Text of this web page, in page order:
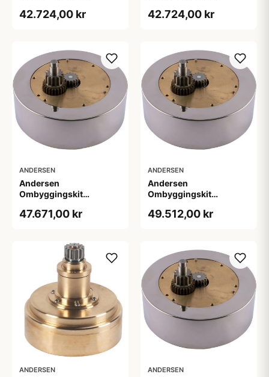
28ST Over Dæk, 12V
42.724,00 kr
40ST Over Dæk, 12V
42.724,00 kr
ANDERSEN
Andersen
Ombyggingskit
46ST Over Dæk, 12V
47.671,00 kr
ANDERSEN
Andersen
Ombyggingskit
52ST Over Dæk, 12V
49.512,00 kr
ANDERSEN ANDERSEN